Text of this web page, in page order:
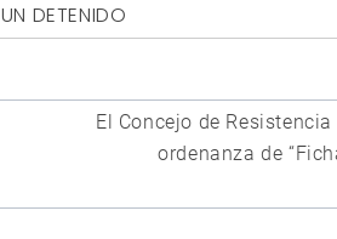
UN DETENIDO
El Concejo de
ordenanza de